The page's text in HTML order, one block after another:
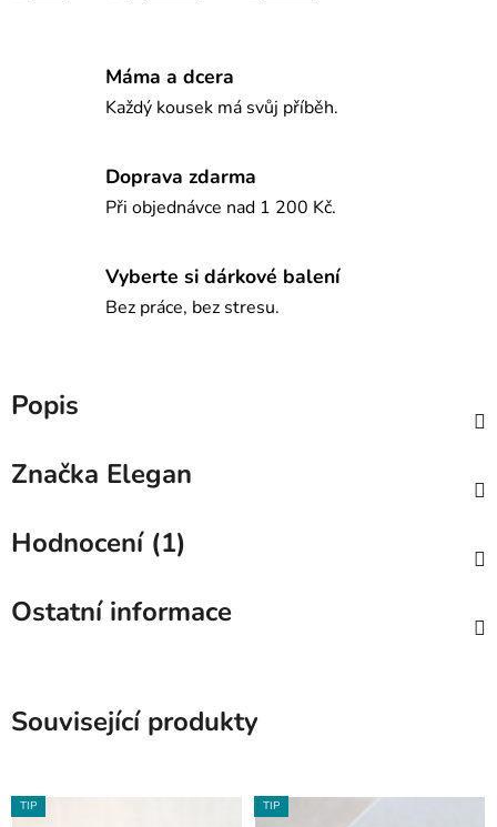
Máma a dcera
Každý kousek má svůj příběh.
Doprava zdarma
Při objednávce nad 1 200 Kč.
Vyberte si dárkové balení
Bez práce, bez stresu.
Popis
Značka Elegan
Hodnocení (1)
Ostatní informace
Související produkty
TIP TIP